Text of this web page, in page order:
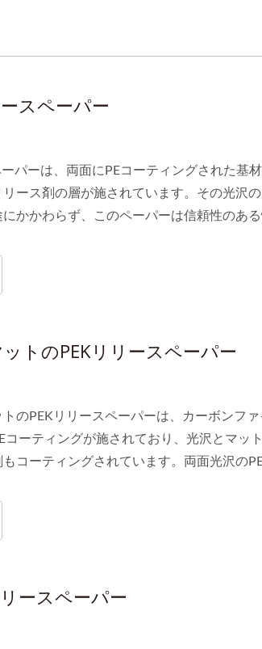
スペーパー
パーは、両面にPEコーティングされた基
ース剤の層が施されています。その光沢
かかわらず、このペーパーは信頼性のあ
トのPEKリリースペーパー
のPEKリリースペーパーは、カーボンフ
コーティングが施されており、光沢とマ
コーティングされています。両面光沢の
ースペーパー